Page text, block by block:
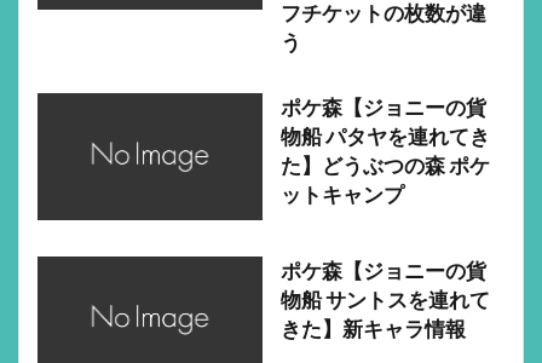
フチケットの枚数が違
う
ポケ森【ジョニーの貨
物船 パタヤを連れてき
た】どうぶつの森 ポケ
ットキャンプ
ポケ森【ジョニーの貨
物船 サントスを連れて
きた】新キャラ情報